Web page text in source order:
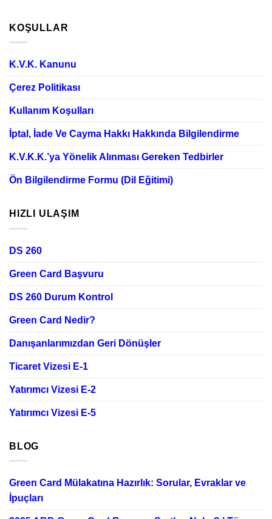
KOŞULLAR
K.V.K. Kanunu
Çerez Politikası
Kullanım Koşulları
İptal, İade Ve Cayma Hakkı Hakkında Bilgilendirme
K.V.K.K.’ya Yönelik Alınması Gereken Tedbirler
Ön Bilgilendirme Formu (Dil Eğitimi)
HIZLI ULAŞIM
DS 260
Green Card Başvuru
DS 260 Durum Kontrol
Green Card Nedir?
Danışanlarımızdan Geri Dönüşler
Ticaret Vizesi E-1
Yatırımcı Vizesi E-2
Yatırımcı Vizesi E-5
BLOG
Green Card Mülakatına Hazırlık: Sorular, Evraklar ve
İpuçları